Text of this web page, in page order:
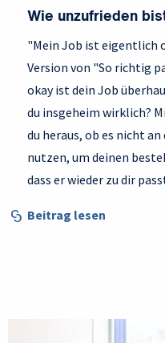
Wie unzufrieden
"Mein Job ist eigentlich
Version von "So richtig
okay ist dein Job
du insgeheim wirklich?
du heraus, ob es nicht
nutzen, um deinen
dass er wieder zu dir
Beitrag lesen